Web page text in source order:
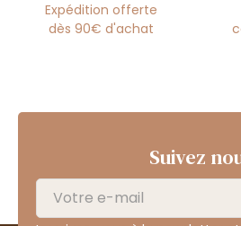
Expédition offerte
dès 90€ d'achat
Suivez